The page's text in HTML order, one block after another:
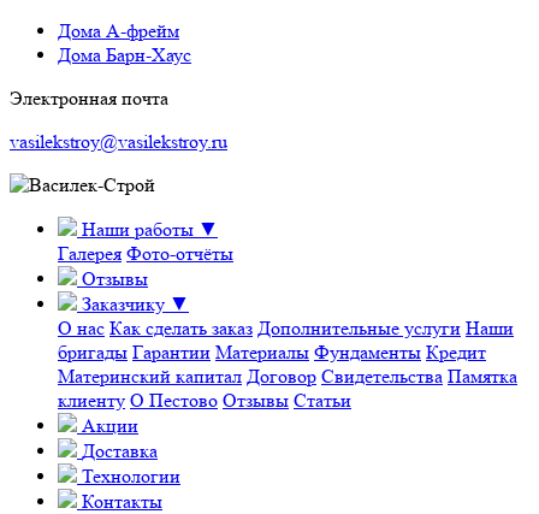
Дома А-фрейм
Дома Барн-Хаус
Электронная почта
vasilekstroy@vasilekstroy.ru
Наши работы ▼
Галерея Фото-отчёты
Отзывы
Заказчику ▼
О нас Как сделать заказ Дополнительные услуги Наши
бригады Гарантии Материалы Фундаменты Кредит
Материнский капитал Договор Свидетельства Памятка
клиенту О Пестово Отзывы Статьи
Акции
Доставка
Технологии
Контакты